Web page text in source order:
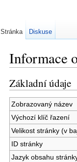
Informace
Základní údaje
Zobrazovaný název
Výchozí klíč řazení
Velikost stránky (v
ID stránky
Jazyk obsahu
Stránka Diskuse